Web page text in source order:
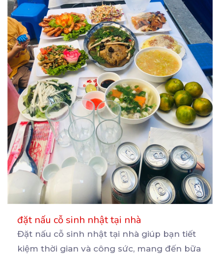
đặt nấu cỗ sinh nhật tại nhà
Đặt nấu cỗ sinh nhật tại nhà giúp bạn tiết
kiệm thời gian và công sức, mang đến bữa